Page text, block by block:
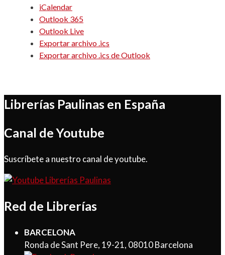
iCalendar
Outlook 365
Outlook Live
Exportar archivo .ics
Exportar archivo .ics de Outlook
Librerías Paulinas en España
Canal de Youtube
Suscríbete a nuestro canal de youtube.
Red de Librerías
BARCELONA
Ronda de Sant Pere, 19-21, 08010 Barcelona